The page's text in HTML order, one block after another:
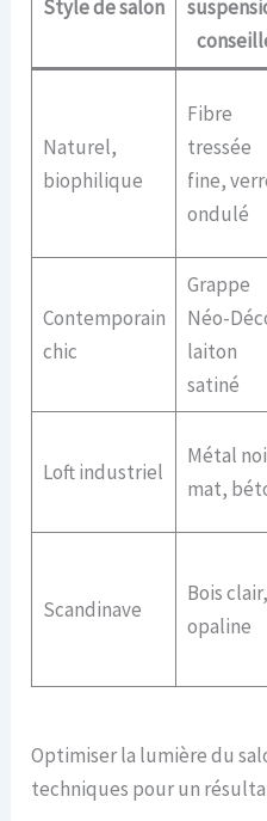
Style de salon
Naturel,
biophilique
Fibre
tressée
fine,
ondulé
Contemporain
chic
Grappe
Néo-
laiton
satiné
Loft industriel
Métal
mat,
Scandinave
Bois clair,
opaline
Optimiser la lumière du
techniques pour un